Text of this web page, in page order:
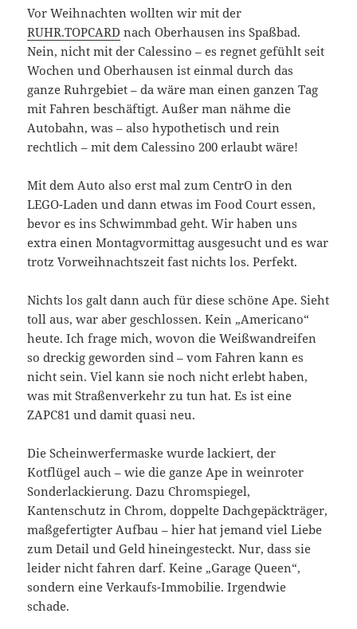
Vor Weihnachten wollten wir mit der
RUHR.TOPCARD nach Oberhausen ins Spaßbad.
Nein, nicht mit der Calessino – es regnet gefühlt seit
Wochen und Oberhausen ist einmal durch das
ganze Ruhrgebiet – da wäre man einen ganzen Tag
mit Fahren beschäftigt. Außer man nähme die
Autobahn, was – also hypothetisch und rein
rechtlich – mit dem Calessino 200 erlaubt wäre!
Mit dem Auto also erst mal zum CentrO in den
LEGO-Laden und dann etwas im Food Court essen,
bevor es ins Schwimmbad geht. Wir haben uns
extra einen Montagvormittag ausgesucht und es war
trotz Vorweihnachtszeit fast nichts los. Perfekt.
Nichts los galt dann auch für diese schöne Ape. Sieht
toll aus, war aber geschlossen. Kein „Americano“
heute. Ich frage mich, wovon die Weißwandreifen
so dreckig geworden sind – vom Fahren kann es
nicht sein. Viel kann sie noch nicht erlebt haben,
was mit Straßenverkehr zu tun hat. Es ist eine
ZAPC81 und damit quasi neu.
Die Scheinwerfermaske wurde lackiert, der
Kotflügel auch – wie die ganze Ape in weinroter
Sonderlackierung. Dazu Chromspiegel,
Kantenschutz in Chrom, doppelte Dachgepäckträger,
maßgefertigter Aufbau – hier hat jemand viel Liebe
zum Detail und Geld hineingesteckt. Nur, dass sie
leider nicht fahren darf. Keine „Garage Queen“,
sondern eine Verkaufs-Immobilie. Irgendwie
schade.